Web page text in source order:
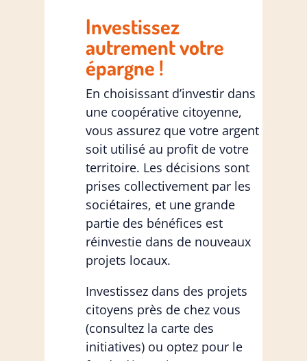
Investissez
autrement votre
épargne !
En choisissant d’investir dans
une coopérative citoyenne,
vous assurez que votre argent
soit utilisé au profit de votre
territoire. Les décisions sont
prises collectivement par les
sociétaires, et une grande
partie des bénéfices est
réinvestie dans de nouveaux
projets locaux.
Investissez dans des projets
citoyens près de chez vous
(consultez la carte des
initiatives) ou optez pour le